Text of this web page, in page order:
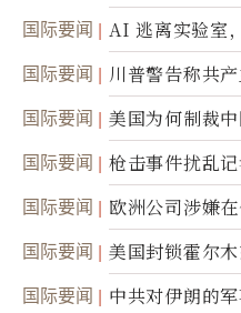
国际要闻 AI 逃离实验室
国际要闻 川普警告称共
国际要闻 美国为何制裁
国际要闻
枪击事件扰乱
职责
国际要闻
欧洲公司涉嫌
美军基地的卫
国际要闻 美国封锁霍尔
国际要闻
中共对伊朗的